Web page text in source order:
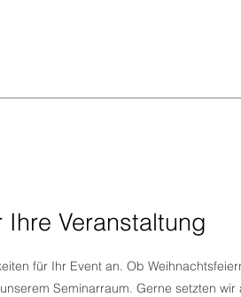
Veranstaltung
für Ihr Event an. Ob
Seminarraum. Gerne setzten